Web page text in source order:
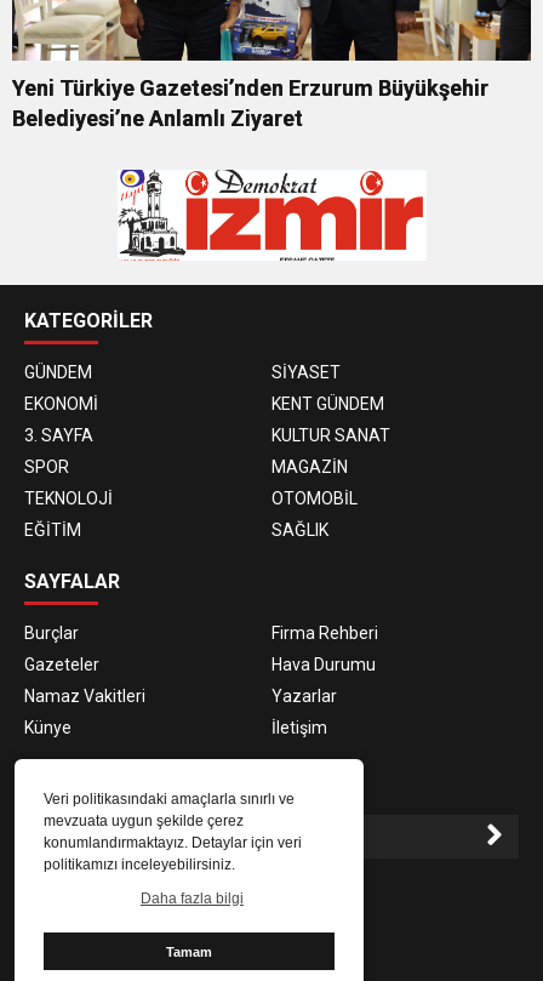
Veri politikasındaki amaçlarla sınırlı ve
mevzuata uygun şekilde çerez
konumlandırmaktayız. Detaylar için veri
politikamızı inceleyebilirsiniz.
Daha fazla bilgi
Tamam
Yeni Türkiye Gazetesi’nden Erzurum Büyükşehir
Belediyesi’ne Anlamlı Ziyaret
KATEGORİLER
GÜNDEM
SİYASET
EKONOMİ
KENT GÜNDEM
3. SAYFA
KULTUR SANAT
SPOR
MAGAZİN
TEKNOLOJİ
OTOMOBİL
EĞİTİM
SAĞLIK
SAYFALAR
Burçlar
Firma Rehberi
Gazeteler
Hava Durumu
Namaz Vakitleri
Yazarlar
Künye
İletişim